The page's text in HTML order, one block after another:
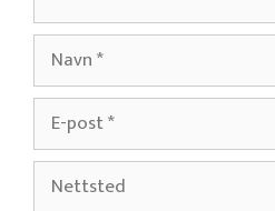
Navn
E-
post
Nettsted